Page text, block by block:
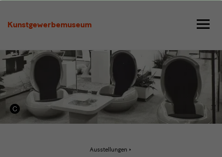
Kunstgewerbemuseum
Visionen.
Kunststoffmöbel
zwischen
Ost
und
West
Ausstellungen